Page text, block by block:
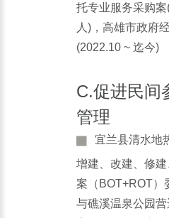
托专业服务采购
人)，高雄市政府
(2022.10 ~ 迄今)
C.促进民间
管理
宜兰县清水地
增建、改建、修
案（BOT+ROT）
与礁溪温泉公园营